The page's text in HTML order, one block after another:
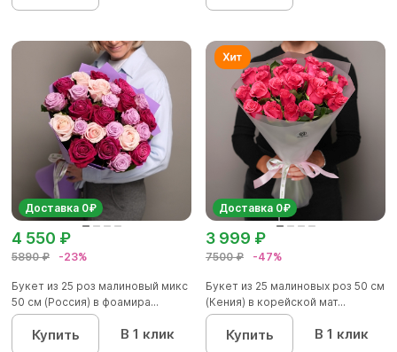
Доставка 0₽
5890 ₽ -23%
4 550 ₽
Букет из 25 роз малиновый микс
50 см (Россия) в фоамира...
Купить В 1 клик
Доставка 0₽
7500 ₽ -47%
3 999 ₽
Букет из 25 малиновых роз 50 см
(Кения) в корейской мат...
Купить В 1 клик